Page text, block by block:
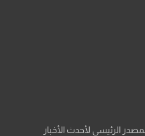
الرئيسي لأحدث الأخبار